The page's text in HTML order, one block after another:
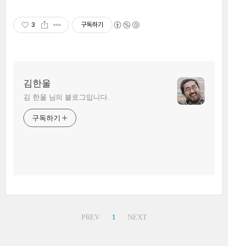
3 구독하기
김한울
김 한울 님의 블로그입니다.
구독하기
PREV 1 NEXT